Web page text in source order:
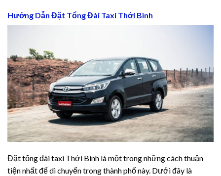
Fuel Pro
review
Review
Boost
Ultra
Hướng Dẫn Đặt Tổng Đài Taxi Thới Bình
Đặt tổng đài taxi Thới Bình là một trong những cách thuận
tiện nhất để di chuyển trong thành phố này. Dưới đây là